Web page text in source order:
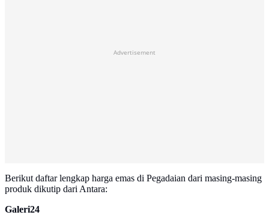
Advertisement
Berikut daftar lengkap harga emas di Pegadaian dari masing-masing
produk dikutip dari Antara:
Galeri24